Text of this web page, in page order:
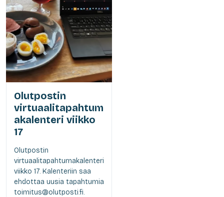
Olutpostin
virtuaalitapahtum
akalenteri viikko
17
Olutpostin
virtuaalitapahtumakalenteri
viikko 17. Kalenteriin saa
ehdottaa uusia tapahtumia
toimitus@olutposti.fi.